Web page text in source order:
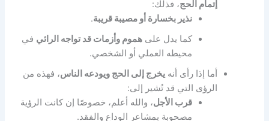
إتمام الحج، فذلك:
نذير بخسارة أو مصيبة قريبة.
كما يدل علىهموم وأزمات قد تواجه الرائي في
محيطه العملي أو الشخصي.
أما إذا رأى أنهيخرج إلى الحج ويودعه الناس، فهذه من
الرؤى التي قد تُشير إلى:
قرب الأجل، والله أعلم، خصوصًا إن كانت الرؤية
مصحوبة بمشاعر الوداع والفقد.